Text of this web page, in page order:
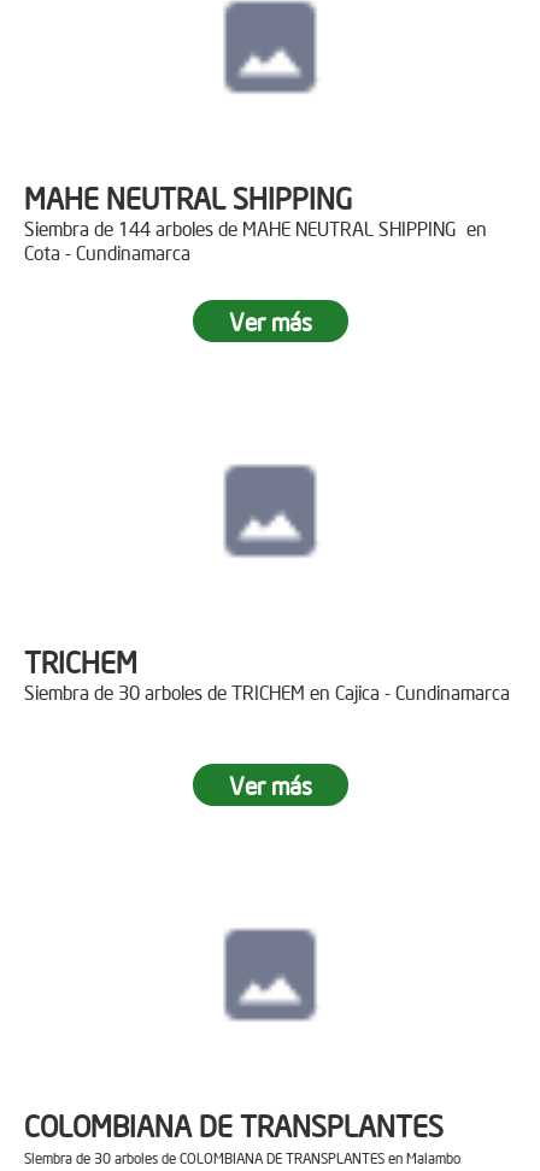
MAHE NEUTRAL SHIPPING
Siembra de 144 arboles de MAHE NEUTRAL SHIPPING en
Cota - Cundinamarca
Ver más
TRICHEM
Siembra de 30 arboles de TRICHEM en Cajica - Cundinamarca
Ver más
COLOMBIANA DE TRANSPLANTES
Siembra de 30 arboles de COLOMBIANA DE TRANSPLANTES en Malambo